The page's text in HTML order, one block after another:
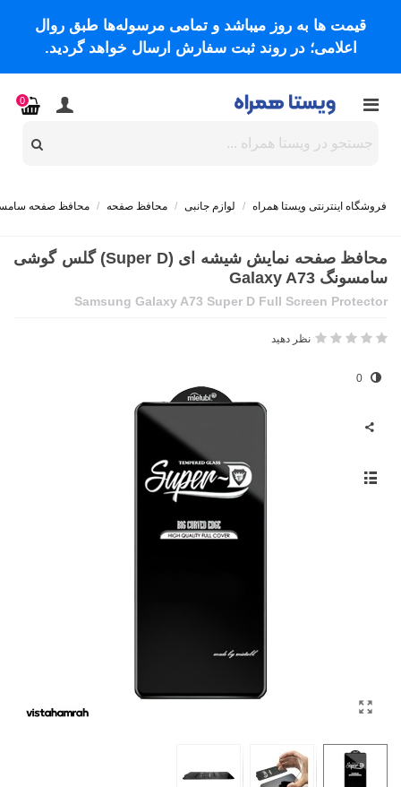
قیمت ها به روز میباشد و تمامی مرسوله‌ها طبق روال
اعلامی؛ در روند ثبت سفارش ارسال خواهد گردید.
0
فروشگاه اینترنتی ویستا همراه / لوازم جانبی / محافظ صفحه / محافظ صفحه
محافظ صفحه نمایش شیشه ای (Super D) گلس گوشی
سامسونگ Galaxy A73
Samsung Galaxy A73 Super D Full Screen Protector
نظر دهید
0